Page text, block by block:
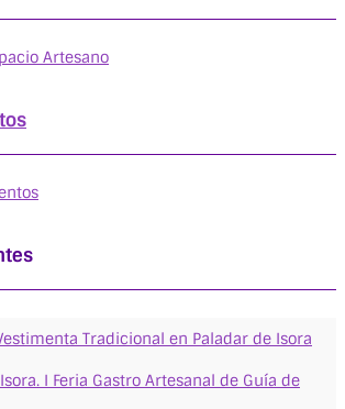
Artesano
Tradicional en Paladar de Isora
I Feria Gastro Artesanal de Guía de